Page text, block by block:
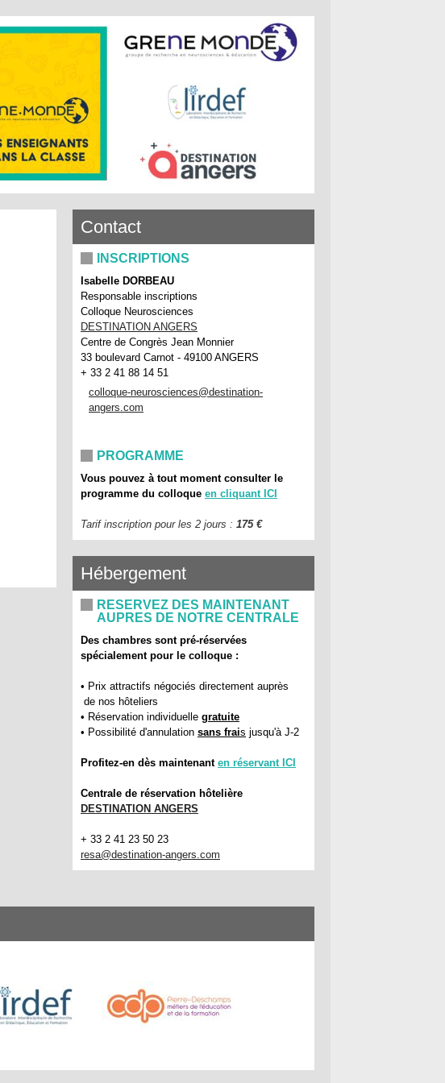
Contact
INSCRIPTIONS
Isabelle DORBEAU
Responsable inscriptions
Colloque Neurosciences
DESTINATION ANGERS
Centre de Congrès Jean Monnier
33 boulevard Carnot - 49100 ANGERS
+ 33 2 41 88 14 51
colloque-neurosciences@destination-
angers.com
PROGRAMME
Vous pouvez à tout moment consulter le
programme du colloque en cliquant ICI
Tarif inscription pour les 2 jours : 175 €
Hébergement
RESERVEZ DES MAINTENANT
AUPRES DE NOTRE CENTRALE
Des chambres sont pré-réservées
spécialement pour le colloque :
• Prix attractifs négociés directement auprès
de nos hôteliers
• Réservation individuelle gratuite
• Possibilité d'annulation sans frais jusqu'à J-2
Profitez-en dès maintenant en réservant ICI
Centrale de réservation hôtelière
DESTINATION ANGERS
+ 33 2 41 23 50 23
resa@destination-angers.com